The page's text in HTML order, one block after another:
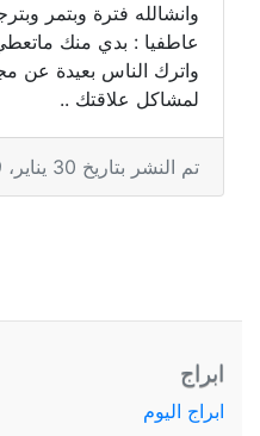
وانشالله فترة وبتمر
عاطفيا : بدي منك
واترك الناس بعيدة عن
لمشاكل علاقتك ..
تم النشر بتاريخ 30 يناير، 2019
ابراج
ابراج اليوم